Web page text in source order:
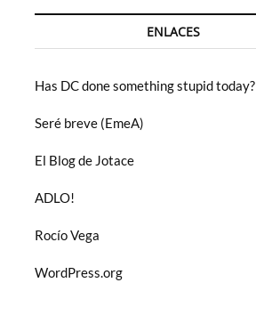
ENLACES
Has DC done something stupid today?
Seré breve (EmeA)
El Blog de Jotace
ADLO!
Rocío Vega
WordPress.org